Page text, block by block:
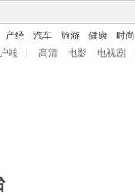
产经 汽车 旅游 健康 时尚
端 高清 电影 电视剧
台